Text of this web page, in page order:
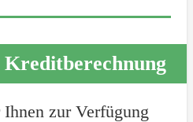
zur Verfügung